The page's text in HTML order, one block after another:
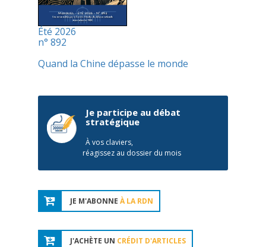
Été 2026
n° 892
Quand la Chine dépasse le monde
Je participe au débat
stratégique
À vos claviers,
réagissez au dossier du mois
JE M'ABONNE À LA RDN
J'ACHÈTE UN CRÉDIT D'ARTICLES